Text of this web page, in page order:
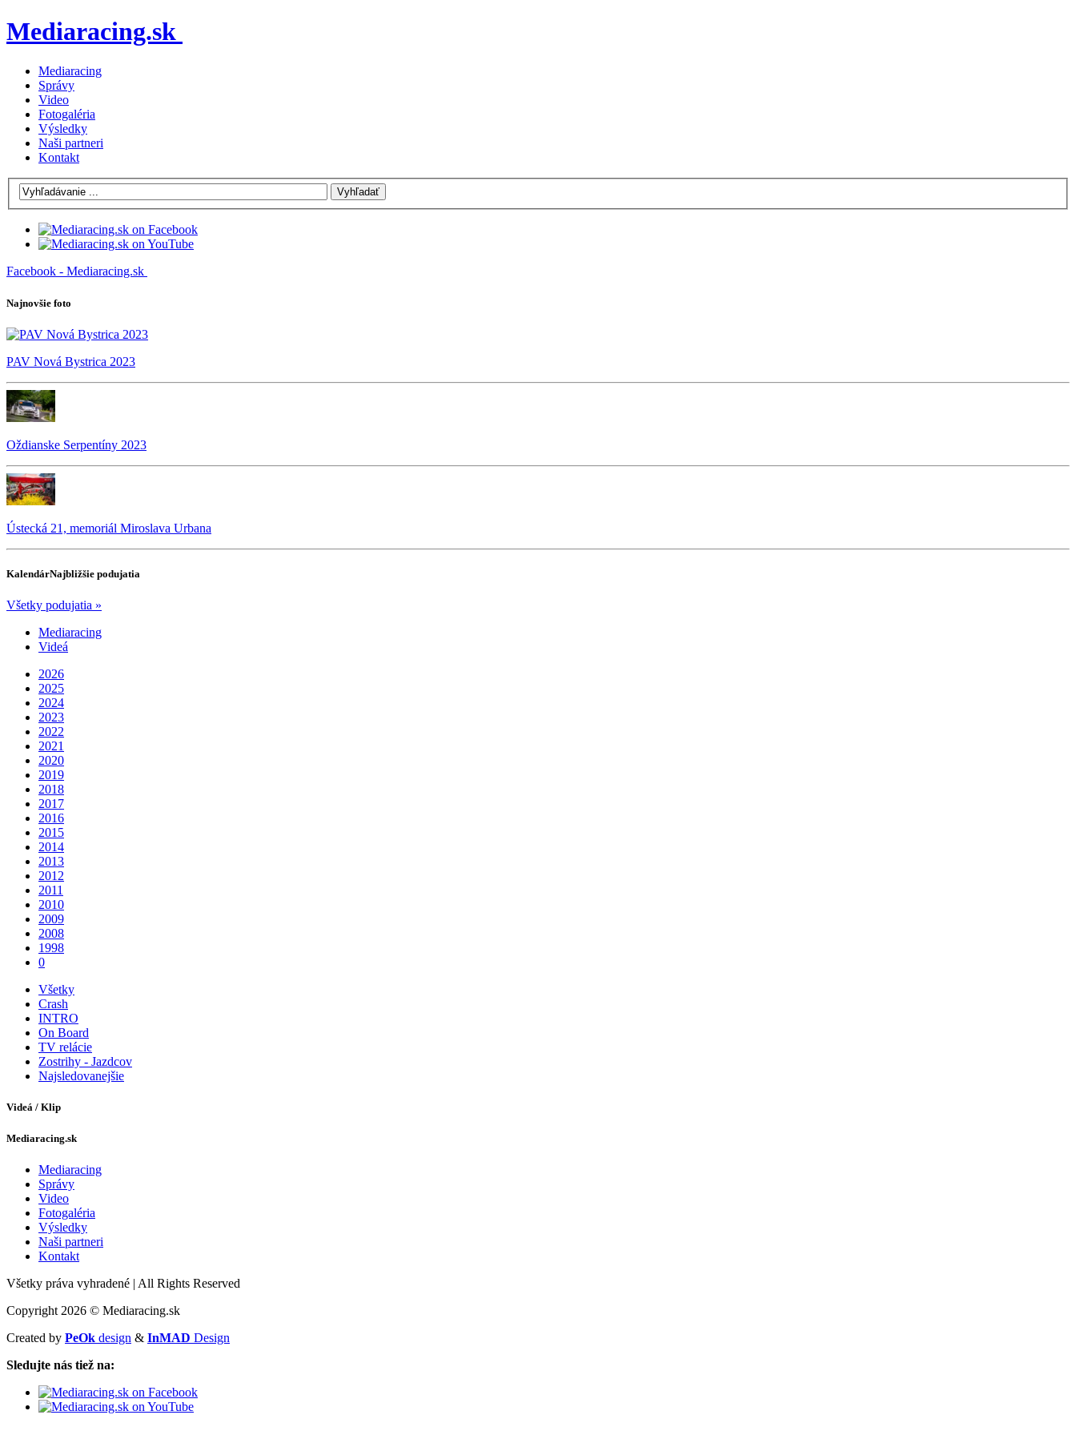
Mediaracing.sk
Mediaracing
Správy
Video
Fotogaléria
Výsledky
Naši partneri
Kontakt
Facebook - Mediaracing.sk
Najnovšie foto
PAV Nová Bystrica 2023
Oždianske Serpentíny 2023
Ústecká 21, memoriál Miroslava Urbana
KalendárNajbližšie podujatia
Všetky podujatia »
Mediaracing
Videá
2026
2025
2024
2023
2022
2021
2020
2019
2018
2017
2016
2015
2014
2013
2012
2011
2010
2009
2008
1998
0
Všetky
Crash
INTRO
On Board
TV relácie
Zostrihy - Jazdcov
Najsledovanejšie
Videá / Klip
Mediaracing.sk
Mediaracing
Správy
Video
Fotogaléria
Výsledky
Naši partneri
Kontakt
Všetky práva vyhradené | All Rights Reserved
Copyright 2026 © Mediaracing.sk
Created by PeOk design & InMAD Design
Sledujte nás tiež na: